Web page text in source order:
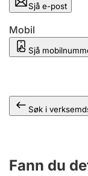
Sjå e-post
Mobil
Sjå
Søk i
Fann du